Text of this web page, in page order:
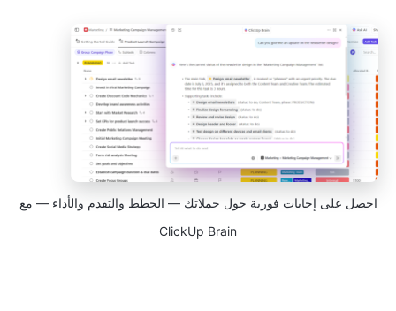
احصل على إجابات فورية حول حملاتك — الخطط والتقدم والأداء — مع
ClickUp Brain